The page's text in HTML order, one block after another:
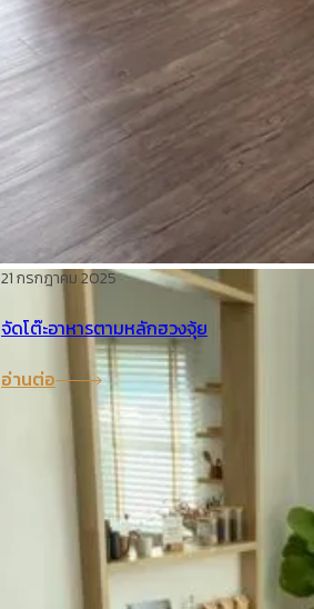
21 กรกฎาคม 2025
จัดโต๊ะอาหารตามหลักฮวงจุ้ย
อ่านต่อ